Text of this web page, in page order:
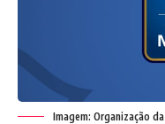
Imagem: Organização